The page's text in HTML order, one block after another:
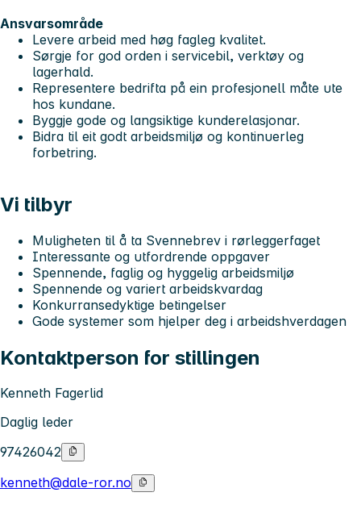
Ansvarsområde
Levere arbeid med høg fagleg kvalitet.
Sørgje for god orden i servicebil, verktøy og
lagerhald.
Representere bedrifta på ein profesjonell måte ute
hos kundane.
Byggje gode og langsiktige kunderelasjonar.
Bidra til eit godt arbeidsmiljø og kontinuerleg
forbetring.
Vi tilbyr
Muligheten til å ta Svennebrev i rørleggerfaget
Interessante og utfordrende oppgaver
Spennende, faglig og hyggelig arbeidsmiljø
Spennende og variert arbeidskvardag
Konkurransedyktige betingelser
Gode systemer som hjelper deg i arbeidshverdagen
Kontaktperson for stillingen
Kenneth Fagerlid
Daglig leder
97426042
kenneth@dale-ror.no